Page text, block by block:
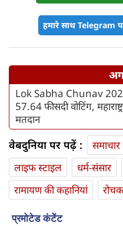
हमारे साथ Telegram
Lok Sabha Chunav
57.64 फीसदी वोटिंग,
मतदान
वेबदुनिया पर पढ़ें : समाचार
लाइफ स्‍टाइल
धर्म-संसार
रामायण की कहानियां